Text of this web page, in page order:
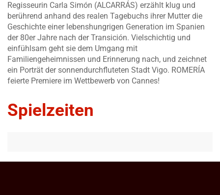
Regisseurin Carla Simón (ALCARRÁS) erzählt klug und
berührend anhand des realen Tagebuchs ihrer Mutter die
Geschichte einer lebenshungrigen Generation im Spanien
der 80er Jahre nach der Transición. Vielschichtig und
einfühlsam geht sie dem Umgang mit
Familiengeheimnissen und Erinnerung nach, und zeichnet
ein Porträt der sonnendurchfluteten Stadt Vigo. ROMERÍA
feierte Premiere im Wettbewerb von Cannes!
Spielzeiten